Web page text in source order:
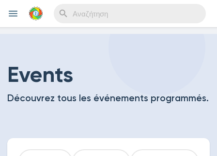
Τα events μου
Events
Découvrez tous les événements programmés.